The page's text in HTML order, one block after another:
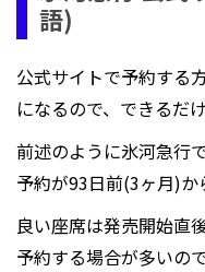
語)
公式サイトで予約する
になるので、できるだ
前述のように氷河急行
予約が93日前(3ヶ月)か
良い座席は発売開始直
予約する場合が多いの